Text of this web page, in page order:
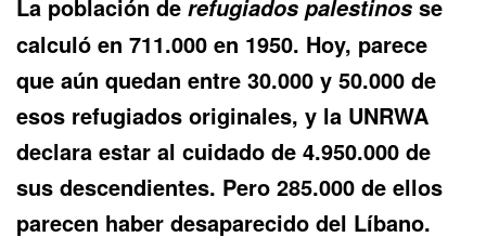
La población de refugiados palestinos se
calculó en 711.000 en 1950. Hoy, parece
que aún quedan entre 30.000 y 50.000 de
esos refugiados originales, y la UNRWA
declara estar al cuidado de 4.950.000 de
sus descendientes. Pero 285.000 de ellos
parecen haber desaparecido del Líbano.